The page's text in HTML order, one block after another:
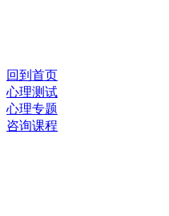
回到首页
心理测试
心理专题
咨询课程